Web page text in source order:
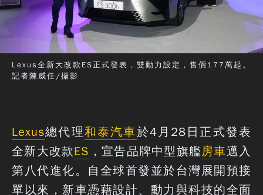
Lexus全新大改款ES正式發表，雙動力設定，售價177萬起。
記者陳威任/攝影
Lexus總代理和泰汽車於4月28日正式發表
全新大改款ES ，宣告品牌中型旗艦房車邁入
第八代進化。自全球首發並於台灣展開預接
單以來，新車憑藉設計、動力與科技的全面